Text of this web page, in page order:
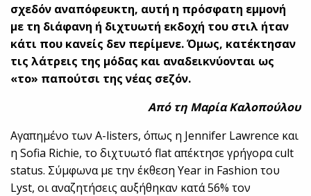
σχεδόν αναπόφευκτη, αυτή η πρόσφατη εμμονή
με τη διάφανη ή διχτυωτή εκδοχή του στιλ ήταν
κάτι που κανείς δεν περίμενε. Όμως, κατέκτησαν
τις λάτρεις της μόδας και αναδεικνύονται ως
«το» παπούτσι της νέας σεζόν.
Από τη Μαρία Καλοπούλου
Αγαπημένο των A-listers, όπως η Jennifer Lawrence και
η Sofia Richie, το διχτυωτό flat απέκτησε γρήγορα cult
status. Σύμφωνα με την έκθεση Year in Fashion του
Lyst, οι αναζητήσεις αυξήθηκαν κατά 56% τον